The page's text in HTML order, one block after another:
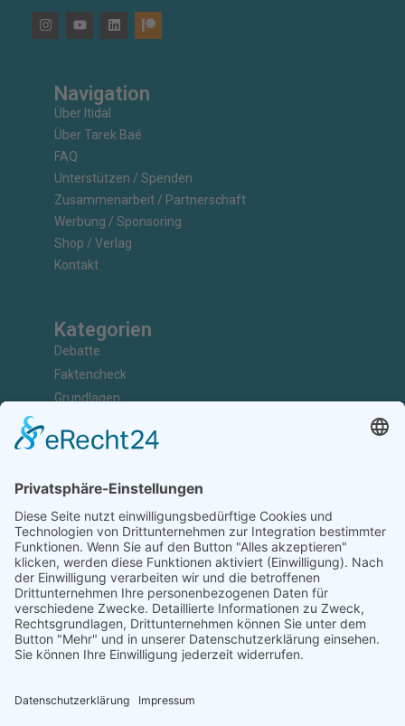
Navigation
Über Itidal
Über Tarek Baé
FAQ
Unterstützen / Spenden
Zusammenarbeit / Partnerschaft
Werbung / Sponsoring
Shop / Verlag
Kontakt
Kategorien
Debatte
Faktencheck
Grundlagen
Kunst & Kultur
Investigativ
Unterstützen
Ihr könnt uns bei der Arbeit unterstützen, Artikel einreichen,
Abonnenten sein, Werbung schalten oder Kooperationspartner
werden.
Diese Arbeit ist nur durch eure Unterstützung möglich.